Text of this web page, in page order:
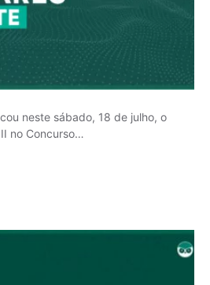
neste sábado, 18 de julho, o
no Concurso…